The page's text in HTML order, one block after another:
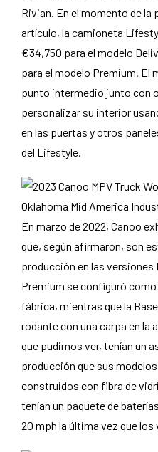
Rivian. En el momento de
artículo, la camioneta
€34,750 para el modelo
para el modelo Premium. El
punto intermedio junto con
personalizar su interior
en las puertas y otros
del Lifestyle.
En marzo de 2022, Canoo
que, según afirmaron, son
producción en las versiones
Premium se configuró
fábrica, mientras que la
rodante con una carpa en la
que pudimos ver, tenían un
producción que sus
construidos con fibra de
tenían un paquete de
20 mph la última vez que los